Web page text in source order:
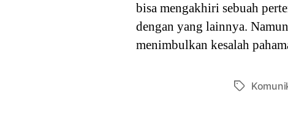
bisa mengakhiri sebuah
dengan yang lainnya.
menimbulkan kesalah
Tags